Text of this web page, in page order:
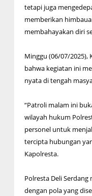
tetapi juga
memberikan
membahayakan diri
Minggu (06/07/2025),
bahwa kegiatan ini
nyata di tengah
“Patroli malam ini
wilayah hukum
personel untuk
tercipta hubungan
Kapolresta.
Polresta Deli
dengan pola yang